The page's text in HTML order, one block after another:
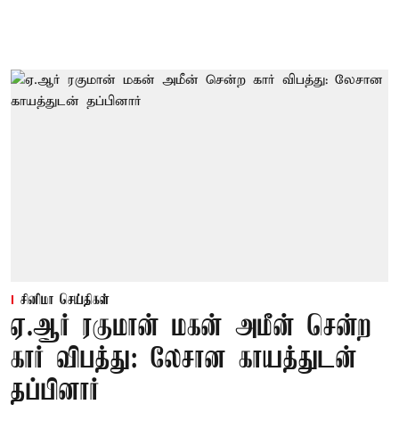
சினிமா செய்திகள்
ஏ.ஆர் ரகுமான் மகன் அமீன் சென்ற
கார் விபத்து: லேசான காயத்துடன்
தப்பினார்